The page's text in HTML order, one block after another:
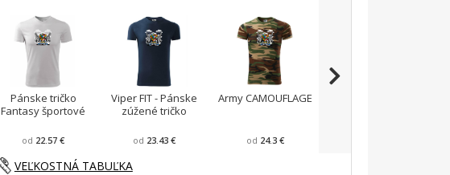
Pánske tričko
Fantasy športové
od 22.57 €
Viper FIT - Pánske
zúžené tričko
od 23.43 €
Army CAMOUFLAGE
od 24.3 €
VEĽKOSTNÁ TABUĽKA